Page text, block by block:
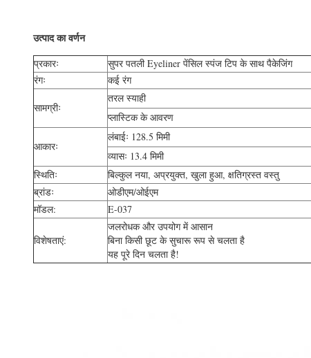
उत्पाद का वर्णन
प्रकारः
सुपर पतली Eyeliner पेंसिल स्पंज टिप के साथ पैकेजिंग
रंगः
कई रंग
सामग्रीः
तरल स्याही
प्लास्टिक के आवरण
आकारः
लंबाईः 128.5 मिमी
व्यासः 13.4 मिमी
स्थितिः
बिल्कुल नया, अप्रयुक्त, खुला हुआ, क्षतिग्रस्त वस्तु
ब्रांडः
ओडीएम/ओईएम
मॉडल:
E-037
विशेषताएं:
जलरोधक और उपयोग में आसान
बिना किसी छूट के सुचारू रूप से चलता है
यह पूरे दिन चलता है!